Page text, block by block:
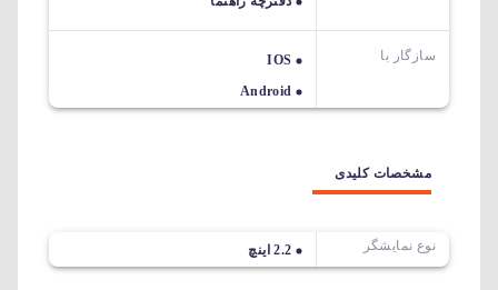
سازگار با
IOS
Android
مشخصات کلیدی
نوع نمایشگر 2.2 اینچ